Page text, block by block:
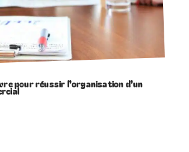
pour réussir l’organisation d’un